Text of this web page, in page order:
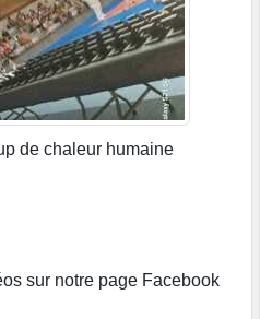
de chaleur humaine
sur notre page Facebook